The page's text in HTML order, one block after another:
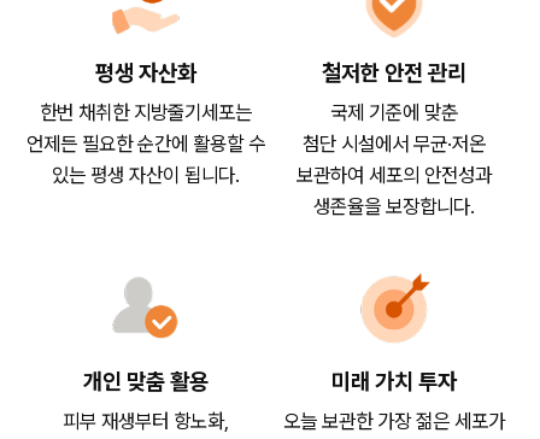
평생 자산화
한번 채취한 지방줄기세포는
언제든 필요한 순간에 활용할 수
있는 평생 자산이 됩니다.
철저한 안전 관리
국제 기준에 맞춘
첨단 시설에서 무균·저온
보관하여 세포의 안전성과
생존율을 보장합니다.
개인 맞춤 활용
피부 재생부터 항노화,
미래 가치 투자
오늘 보관한 가장 젊은 세포가